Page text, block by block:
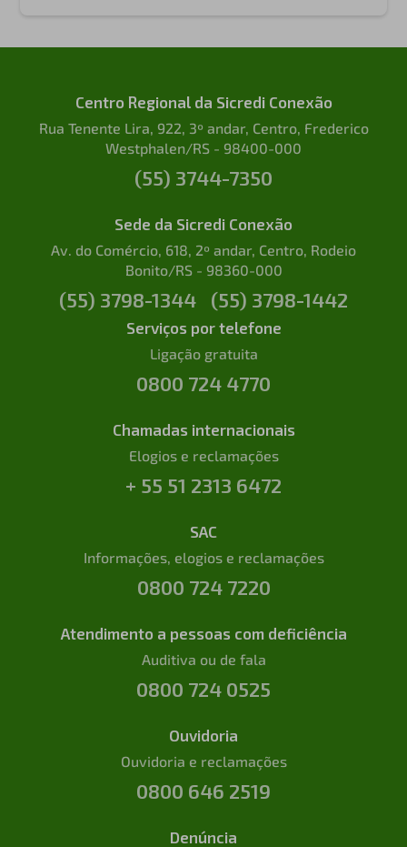
Centro Regional da Sicredi Conexão
Rua Tenente Lira, 922, 3º andar, Centro, Frederico
Westphalen/RS - 98400-000
(55) 3744-7350
Sede da Sicredi Conexão
Av. do Comércio, 618, 2º andar, Centro, Rodeio
Bonito/RS - 98360-000
(55) 3798-1344 (55) 3798-1442
Serviços por telefone
Ligação gratuita
0800 724 4770
Chamadas internacionais
Elogios e reclamações
+ 55 51 2313 6472
SAC
Informações, elogios e reclamações
0800 724 7220
Atendimento a pessoas com deficiência
Auditiva ou de fala
0800 724 0525
Ouvidoria
Ouvidoria e reclamações
0800 646 2519
Denúncia